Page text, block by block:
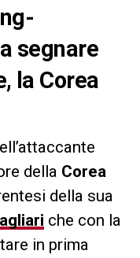
segnare
la Corea
della Corea
della sua
che con la
in prima